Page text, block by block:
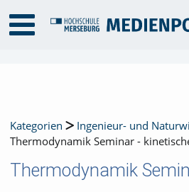
Kategorien
Ingenieur- und
Thermodynamik Seminar -